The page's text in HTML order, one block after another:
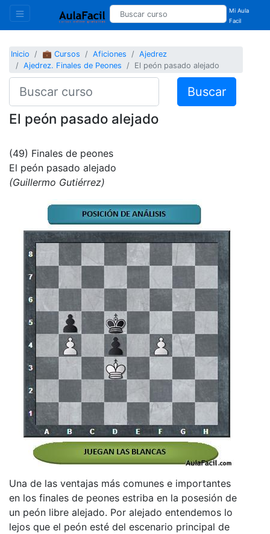
Mi Aula
Facil
Inicio 💼 Cursos Aficiones
Ajedrez
Ajedrez. Finales de Peones
El peón pasado alejado
Buscar
El peón pasado alejado
(49) Finales de peones
El peón pasado alejado
(Guillermo Gutiérrez)
Una de las ventajas más comunes e importantes
en los finales de peones estriba en la posesión de
un peón libre alejado. Por alejado entendemos lo
lejos que el peón esté del escenario principal de